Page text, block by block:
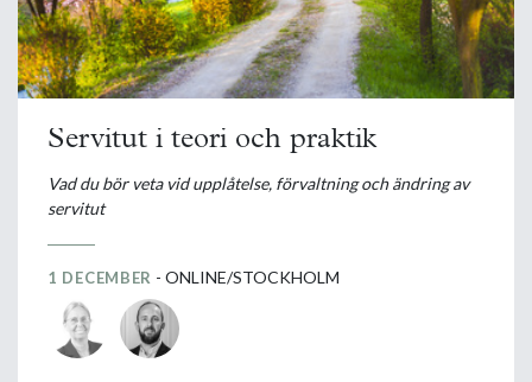
Servitut i teori och praktik
Vad du bör veta vid upplåtelse, förvaltning och ändring av
servitut
1 DECEMBER - ONLINE/STOCKHOLM